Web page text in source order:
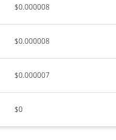
$0.000008
$0.000008
$0.000007
$0